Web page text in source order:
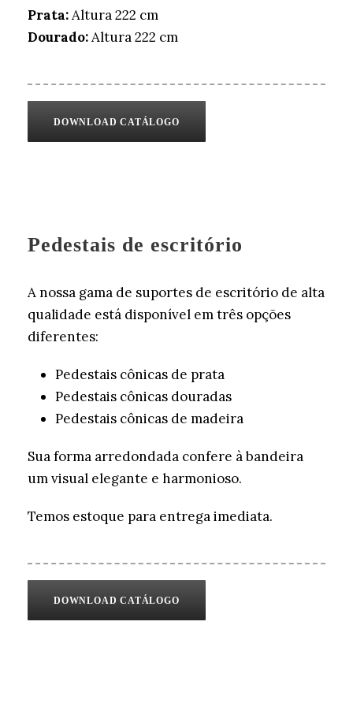
Prata:Altura 222 cm
Dourado:Altura 222 cm
DOWNLOAD CATÁLOGO
Pedestais de escritório
A nossa gama de suportes de escritório de alta
qualidade está disponível em três opções
diferentes:
Pedestais cônicas de prata
Pedestais cônicas douradas
Pedestais cônicas de madeira
Sua forma arredondada confere à bandeira
um visual elegante e harmonioso.
Temos estoque para entrega imediata.
DOWNLOAD CATÁLOGO